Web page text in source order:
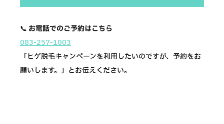
📞 お電話でのご予約はこちら
083-257-1003
「ヒゲ脱毛キャンペーンを利用したいのですが、予約をお
願いします。」とお伝えください。